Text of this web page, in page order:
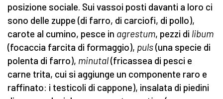
posizione sociale. Sui vassoi posti davanti a loro ci
sono delle zuppe (di farro, di carciofi, di pollo),
carote al cumino, pesce in agrestum, pezzi di libum
(focaccia farcita di formaggio), puls(una specie di
polenta di farro), minutal(fricassea di pesci e
carne trita, cui si aggiunge un componente raro e
raffinato: i testicoli di cappone), insalata di piedini